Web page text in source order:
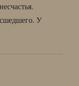
У